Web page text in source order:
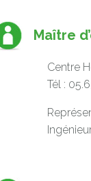
Maître
Centre
Tél :